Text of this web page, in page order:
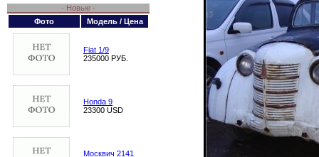
· Новые ·
Фото
Модель / Цена
Fiat 1/9
235000 РУБ.
Honda 9
23300 USD
Москвич 2141